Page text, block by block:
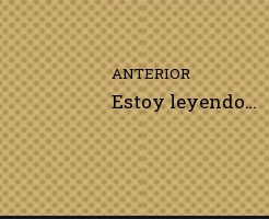
ANTERIOR
Estoy leyendo…